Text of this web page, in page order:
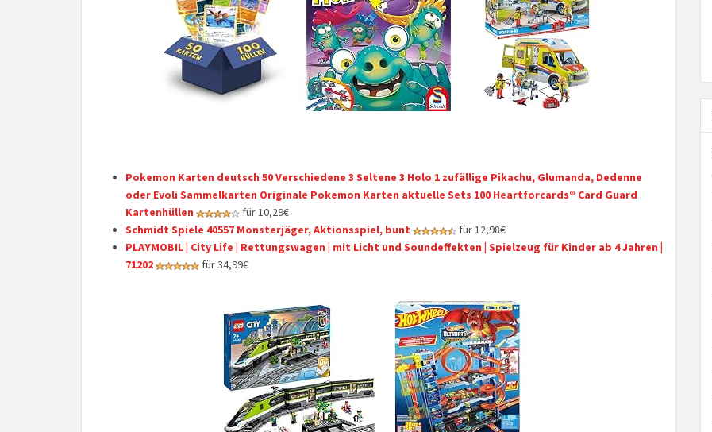
Pokemon Karten deutsch 50 Verschiedene 3 Seltene 3 Holo 1 zufällige Pikachu, Glumanda, Dedenne
oder Evoli Sammelkarten Originale Pokemon Karten aktuelle Sets 100 Heartforcards® Card Guard
Kartenhüllen
für 10,29€
Schmidt Spiele 40557 Monsterjäger, Aktionsspiel, bunt
für 12,98€
PLAYMOBIL | City Life | Rettungswagen | mit Licht und Soundeffekten | Spielzeug für Kinder ab 4 Jahren |
71202
für 34,99€